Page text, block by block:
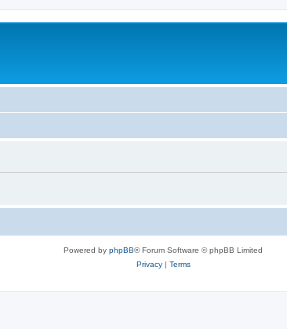
Powered by phpBB® Forum Software © phpBB Limited
Privacy| Terms